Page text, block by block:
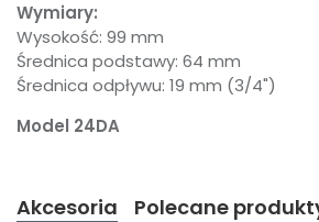
Wymiary:
Wysokość: 99 mm
Średnica podstawy: 64 mm
Średnica odpływu: 19 mm (3/4")
Model 24DA
Akcesoria Polecane